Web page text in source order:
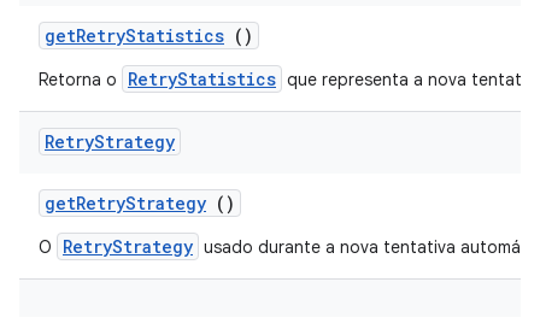
getRetryStatistics ()
Retorna o RetryStatistics que representa a nova
RetryStrategy
getRetryStrategy ()
O RetryStrategy usado durante a nova tentativa